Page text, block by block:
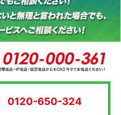
0120-650-324